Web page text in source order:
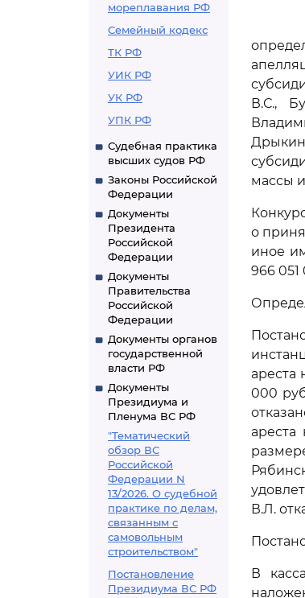
мореплавания РФ
Семейный кодекс
ТК РФ
УИК РФ
УК РФ
УПК РФ
Судебная практика
высших судов РФ
Законы Российской
Федерации
Документы
Президента
Российской
Федерации
Документы
Правительства
Российской
Федерации
Документы органов
государственной
власти РФ
Документы
Президиума и
Пленума ВС РФ
"Тематический
обзор ВС
Российской
Федерации N
13/2026. О судебной
практике по делам,
связанным с
самовольным
строительством"
Постановление
Президиума ВС РФ
В.С.,
массы
о
иное
966
ареста
000
В.Л.
В